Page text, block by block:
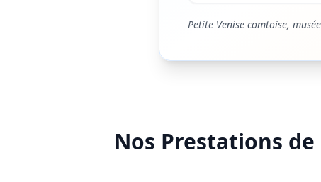
Petite Venise comtoise,
Nos Prestations de